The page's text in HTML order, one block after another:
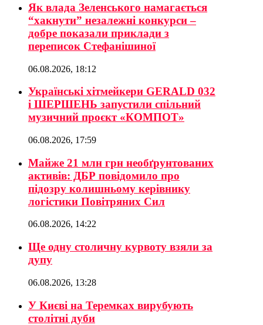
Як влада Зеленського намагається
“хакнути” незалежні конкурси –
добре показали приклади з
переписок Стефанішиної
06.08.2026, 18:12
Українські хітмейкери GERALD 032
і ШЕРШЕНЬ запустили спільний
музичний проєкт «КОМПОТ»
06.08.2026, 17:59
Майже 21 млн грн необґрунтованих
активів: ДБР повідомило про
підозру колишньому керівнику
логістики Повітряних Сил
06.08.2026, 14:22
Ще одну столичну курвоту взяли за
дупу
06.08.2026, 13:28
У Києві на Теремках вирубують
столітні дуби